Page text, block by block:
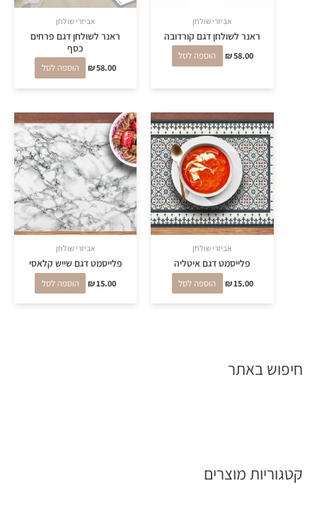
חיפוש באתר
קטגוריות מוצרים
אביזרי שולחן
ראנר לשולחן דגם קורדובה
₪58.00 הוספה לסל
אביזרי שולחן
ראנר לשולחן דגם פרחים
כסף
₪58.00 הוספה לסל
אביזרי שולחן
פלייסמט דגם איטליה
₪15.00 הוספה לסל
אביזרי שולחן
פלייסמט דגם שייש קלאסי
₪15.00 הוספה לסל